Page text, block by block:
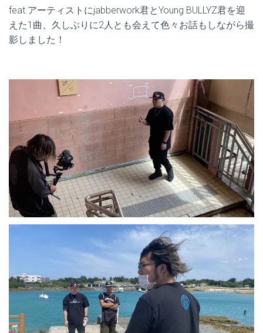
feat.アーティストにjabberwork君とYoung BULLYZ君を迎
えた1曲、久しぶりに2人とも会えて色々お話もしながら撮
影しました！